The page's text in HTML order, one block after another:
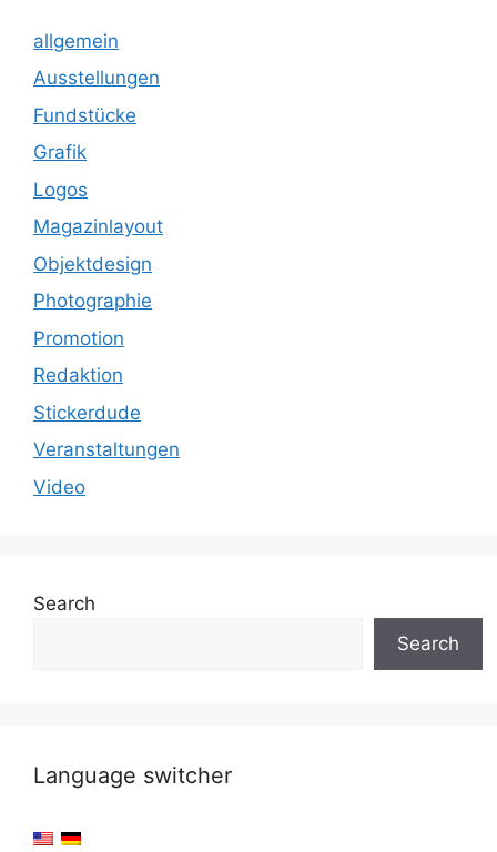
allgemein
Ausstellungen
Fundstücke
Grafik
Logos
Magazinlayout
Objektdesign
Photographie
Promotion
Redaktion
Stickerdude
Veranstaltungen
Video
Search
Search
Language switcher